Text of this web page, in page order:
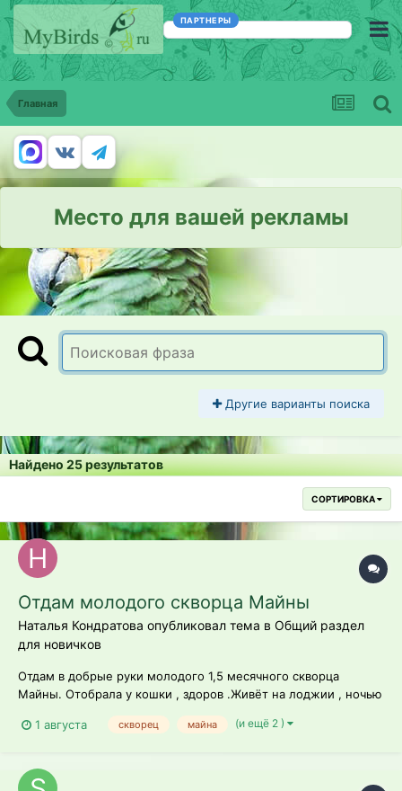
ПАРТНЕРЫ
Главная
Место для вашей рекламы
Другие варианты поиска
Найдено 25 результатов
СОРТИРОВКА
Отдам молодого скворца Майны
Наталья Кондратова опубликовал тема в Общий раздел
для новичков
Отдам в добрые руки молодого 1,5 месячного скворца
Майны. Отобрала у кошки , здоров .Живёт на лоджии , ночью
кошки.Любит музыку ,купаться, ест хорошо. почти не боится (
1 августа скворец майна (и ещё 2 )